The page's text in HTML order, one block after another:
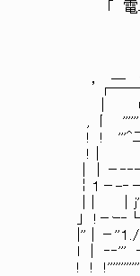
「 電卓の
＿ ... .. ､.
’┌―――宀
| 0 0 0 0
, 丨 ''''''－
! ! '''^二
!│ ... ...､
││－
￤１－-‐
│| │j''__１
」 !－ｰ‐└''－
|''│－''１./二
ｌ | ‐‐''' ―''゛
! ! !''''''''''''''''彳f